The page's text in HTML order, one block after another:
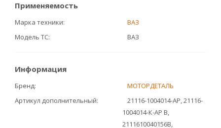
Применяемость
Марка техники
ВАЗ
Модель ТС
ВАЗ
Информация
Бренд
МОТОРДЕТАЛЬ
Артикул дополнительный
21116-1004014-АР, 21116-
1004014-К-АР B,
2111610040156B,